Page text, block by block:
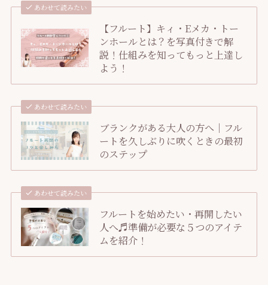
あわせて読みたい
【フルート】キィ・Eメカ・トー
ンホールとは？を写真付きで解
説！仕組みを知ってもっと上達し
よう！
あわせて読みたい
ブランクがある大人の方へ｜フル
ートを久しぶりに吹くときの最初
のステップ
あわせて読みたい
フルートを始めたい・再開したい
人へ♬準備が必要な５つのアイテ
ムを紹介！